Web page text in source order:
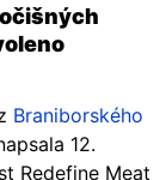
Braniborského
12.
Redefine Meat